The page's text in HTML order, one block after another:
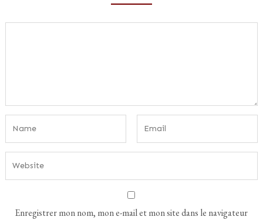
Enregistrer mon nom, mon e-mail et mon site dans le navigateur